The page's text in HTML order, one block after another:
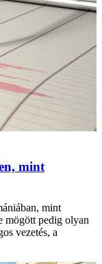
mint
mint
mögött pedig olyan
vezetés, a